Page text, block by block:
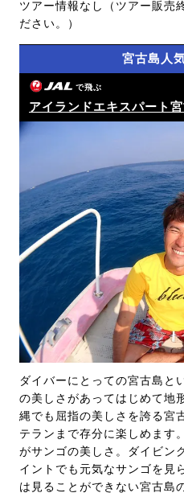
ツアー情報なし（ツアー販売
ださい。）
宮古島人
で飛ぶ
アイランドエキスパート
ダイバーにとっての宮古島と
の美しさがあってはじめて地
縄でも屈指の美しさを誇る宮
テランまで存分に楽しめます
がサンゴの美しさ。ダイビン
イントでも元気なサンゴを見
は見ることができない宮古島